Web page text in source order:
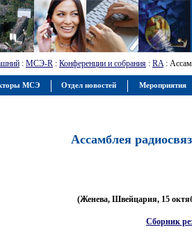
: МСЭ-R : Конференции и собрания : RA:
Ассамблея
(Женева, Швейцария, 15
Сборник
МСЭ Отдел новостей Мероприятия